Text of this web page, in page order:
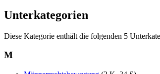
Unterkategorien
Diese Kategorie enthält die folgenden 5
M